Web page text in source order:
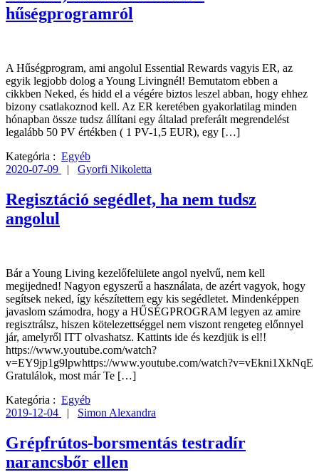
hűségprogramról
A Hűségprogram, ami angolul Essential Rewards vagyis ER, az
egyik legjobb dolog a Young Livingnél! Bemutatom ebben a
cikkben Neked, és hidd el a végére biztos leszel abban, hogy ehhez
bizony csatlakoznod kell. Az ER keretében gyakorlatilag minden
hónapban össze tudsz állítani egy általad preferált megrendelést
legalább 50 PV értékben ( 1 PV-1,5 EUR), egy […]
Kategória : Egyéb
2020-07-09
| Gyorfi Nikoletta
Regisztáció segédlet, ha nem tudsz
angolul
Bár a Young Living kezelőfelülete angol nyelvű, nem kell
megijedned! Nagyon egyszerű a használata, de azért vagyok, hogy
segítsek neked, így készítettem egy kis segédletet. Mindenképpen
javaslom számodra, hogy a HŰSÉGPROGRAM legyen az amire
regisztrálsz, hiszen kötelezettséggel nem viszont rengeteg előnnyel
jár, amelyről ITT olvashatsz. Kattints ide és kezdjük is el!!
https://www.youtube.com/watch?
v=EY9jp1g9lpwhttps://www.youtube.com/watch?v=vEkni1XkNqE
Gratulálok, most már Te […]
Kategória : Egyéb
2019-12-04
| Simon Alexandra
Grépfrútos-borsmentás testradír
narancsbőr ellen